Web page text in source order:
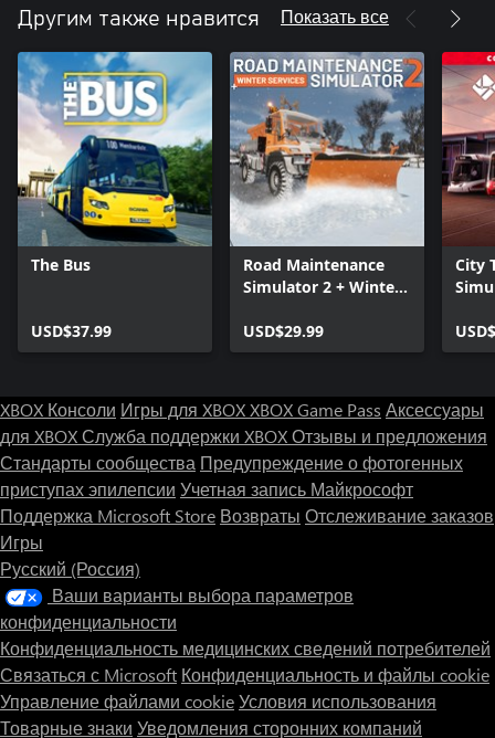
Другим также нравится Показать все
The Bus
USD$37.99
Road Maintenance
Simulator 2 + Winter
USD$29.99
City
XBOX Консоли Игры для XBOXXBOX Game Pass Аксессуары
для XBOXСлужба поддержки XBOXОтзывы и предложения
Стандарты сообщества Предупреждение о фотогенных
приступах эпилепсии Учетная запись Майкрософт
Поддержка Microsoft Store Возвраты Отслеживание заказов
Игры
Русский (Россия)
Ваши варианты выбора параметров
конфиденциальности
Конфиденциальность медицинских сведений потребителей
Связаться с Microsoft Конфиденциальность и файлы cookie
Управление файлами cookieУсловия использования
Товарные знаки Уведомления сторонних компаний